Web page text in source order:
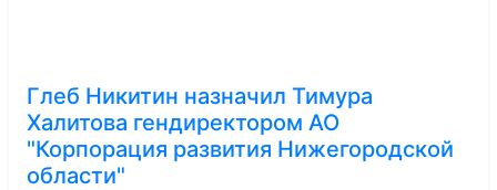
Глеб Никитин назначил Тимура
Халитова гендиректором АО
"Корпорация развития Нижегородской
области"